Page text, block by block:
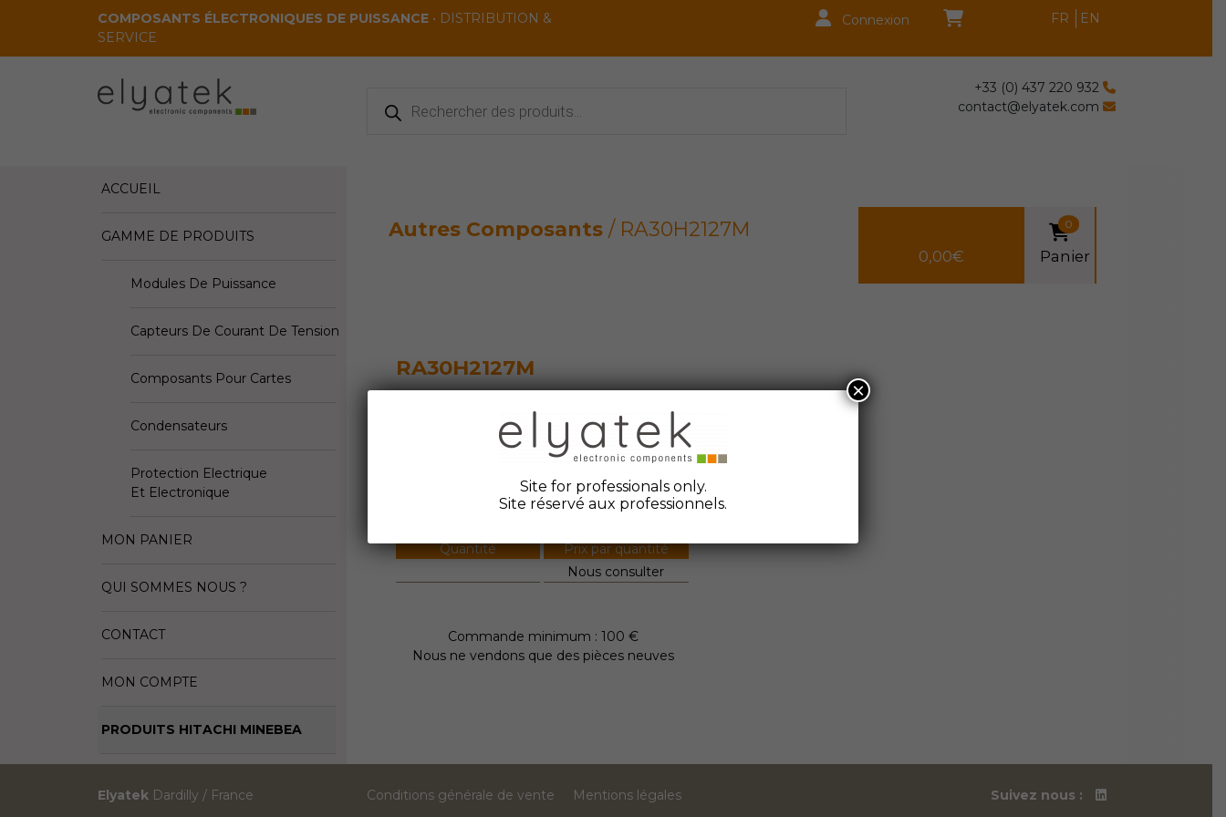
COMPOSANTS ÉLECTRONIQUES DE PUISSANCE• DISTRIBUTION &
SERVICE
Connexion FR EN
produits
+33 (0) 437 220 932
contact@elyatek.com
ACCUEIL
GAMME DE PRODUITS
Modules De Puissance
Capteurs De Courant De Tension
Composants Pour Cartes
Condensateurs
Protection Electrique
Et Electronique
MON PANIER
QUI SOMMES NOUS ?
CONTACT
MON COMPTE
PRODUITS HITACHI MINEBEA
Autres Composants/ RA30H2127M
0,00€
0
Panier
RA30H2127M
Autres Composants
Mitsubishi
0
Quantité
Prix par quantité
Nous consulter
Commande minimum : 100 €
Nous ne vendons que des pièces neuves
ElyatekDardilly / France Conditions générale de vente Mentions légales Suivez nous :
Site for professionals only.
Site réservé aux professionnels.
×